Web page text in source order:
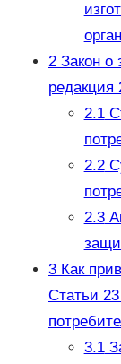
2Закон о
редакция
2.1
2.2
2.3
3Как
Статьи
3.1